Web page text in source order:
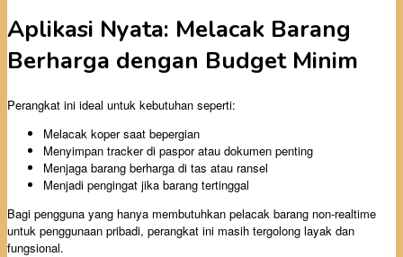
Aplikasi Nyata: Melacak Barang
Berharga dengan Budget Minim
Perangkat ini ideal untuk kebutuhan seperti:
Melacak koper saat bepergian
Menyimpan tracker di paspor atau dokumen penting
Menjaga barang berharga di tas atau ransel
Menjadi pengingat jika barang tertinggal
Bagi pengguna yang hanya membutuhkan pelacak barang non-realtime
untuk penggunaan pribadi, perangkat ini masih tergolong layak dan
fungsional.